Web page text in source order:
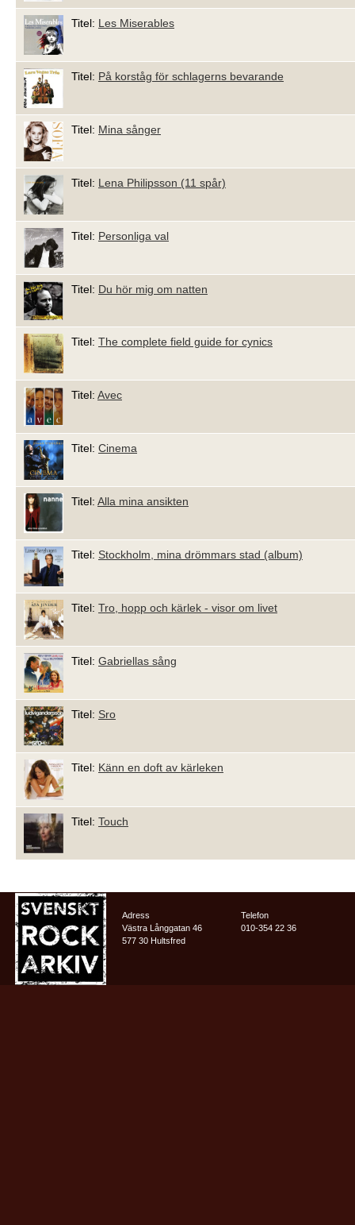
Titel: Les Miserables
Titel: På korståg för schlagerns bevarande
Titel: Mina sånger
Titel: Lena Philipsson (11 spår)
Titel: Personliga val
Titel: Du hör mig om natten
Titel: The complete field guide for cynics
Titel: Avec
Titel: Cinema
Titel: Alla mina ansikten
Titel: Stockholm, mina drömmars stad (album)
Titel: Tro, hopp och kärlek - visor om livet
Titel: Gabriellas sång
Titel: Sro
Titel: Känn en doft av kärleken
Titel: Touch
Adress
Västra Långgatan 46
577 30 Hultsfred
Telefon
010-354 22 36